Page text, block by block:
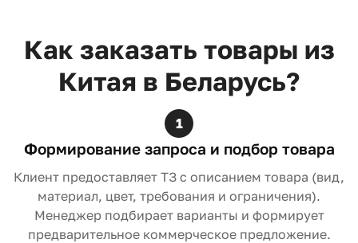
Как заказать товары из
Китая в Беларусь?
1
Формирование запроса и подбор товара
Клиент предоставляет ТЗ с описанием товара (вид,
материал, цвет, требования и ограничения).
Менеджер подбирает варианты и формирует
предварительное коммерческое предложение.